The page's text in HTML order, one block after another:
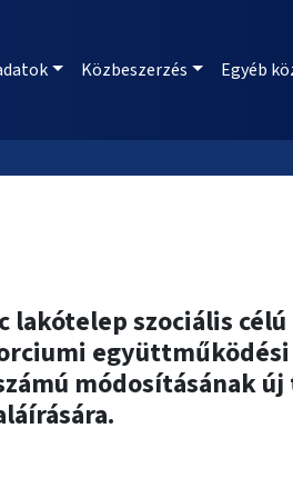
Közbeszerzés Egyéb
lakótelep szociális célú
módosításának